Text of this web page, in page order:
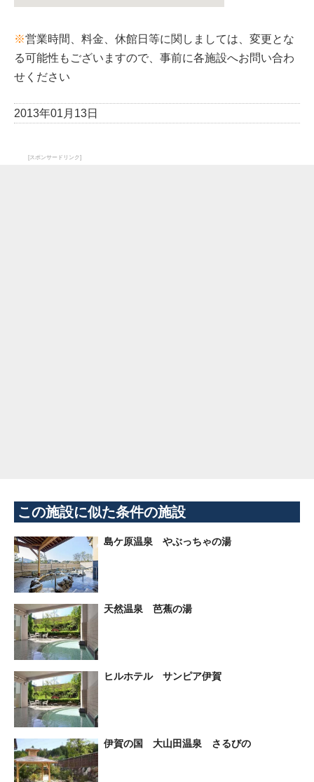
※営業時間、料金、休館日等に関しましては、変更とな
る可能性もございますので、事前に各施設へお問い合わ
せください
2013年01月13日
[スポンサードリンク]
この施設に似た条件の施設
島ケ原温泉 やぶっちゃの湯
天然温泉 芭蕉の湯
ヒルホテル サンピア伊賀
伊賀の国 大山田温泉 さるびの